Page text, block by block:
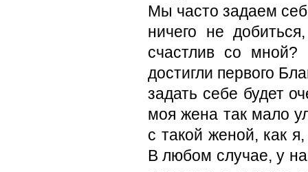
Мы часто задаем
ничего не
счастлив со
достигли первого
задать себе будет
моя жена так мало
с такой женой, как
В любом случае, у